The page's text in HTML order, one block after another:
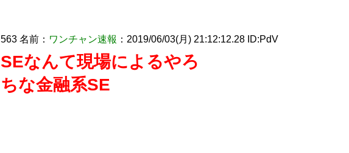
563 名前： ワンチャン速報 ：2019/06/03(月) 21:12:12.28 ID:PdV
SEなんて現場によるやろ
ちな金融系SE